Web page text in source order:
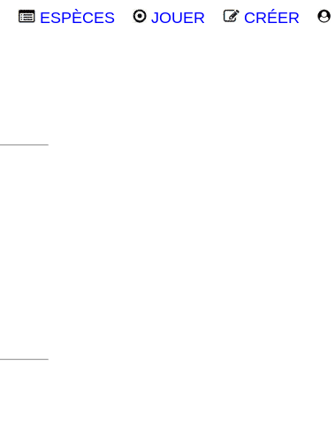
ESPÈCES JOUER CRÉER